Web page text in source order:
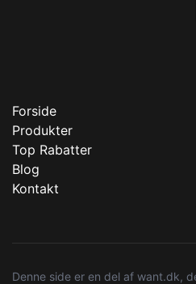
Forside
Produkter
Top Rabatter
Blog
Kontakt
Denne side er en del af want.dk,